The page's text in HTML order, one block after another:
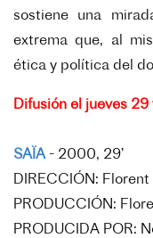
sostiene una
extrema que, al
ética y política del
Difusión el jueves 29
SAÏA- 2000, 29’
DIRECCIÓN: Florent
PRODUCCIÓN:
PRODUCIDA POR: